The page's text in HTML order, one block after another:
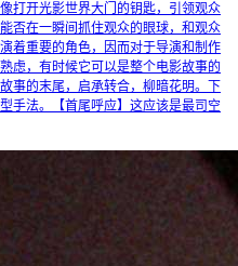
打开光影世界大门的钥匙，引领观众
否在一瞬间抓住观众的眼球，和观众
着重要的角色，因而对于导演和制作
虑，有时候它可以是整个电影故事的
事的末尾，启承转合，柳暗花明。下
手法。【首尾呼应】这应该是最司空